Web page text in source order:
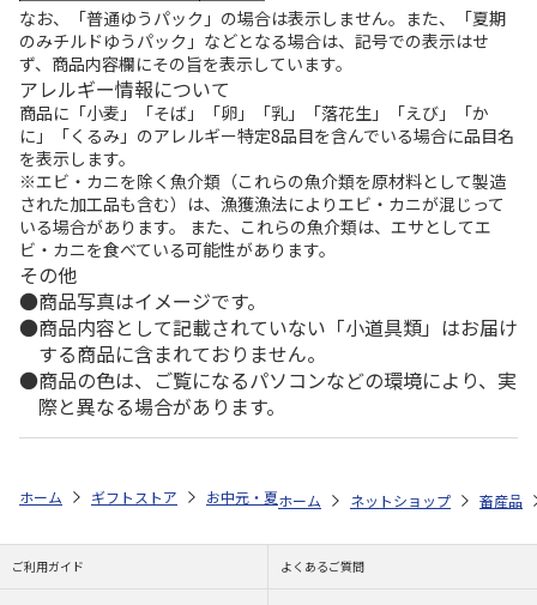
なお、「普通ゆうパック」の場合は表示しません。また、「夏期
のみチルドゆうパック」などとなる場合は、記号での表示はせ
ず、商品内容欄にその旨を表示しています。
アレルギー情報について
商品に「小麦」「そば」「卵」「乳」「落花生」「えび」「か
に」「くるみ」のアレルギー特定8品目を含んでいる場合に品目名
を表示します。
※エビ・カニを除く魚介類（これらの魚介類を原材料として製造
された加工品も含む）は、漁獲漁法によりエビ・カニが混じって
いる場合があります。 また、これらの魚介類は、エサとしてエ
ビ・カニを食べている可能性があります。
その他
商品写真はイメージです。
商品内容として記載されていない「小道具類」はお届け
する商品に含まれておりません。
商品の色は、ご覧になるパソコンなどの環境により、実
際と異なる場合があります。
ホーム ギフトストア お中元・夏ギフト特集 2026 ゆうゆうギフト
ホーム ネットショップ 畜産品
ご利用ガイド よくあるご質問